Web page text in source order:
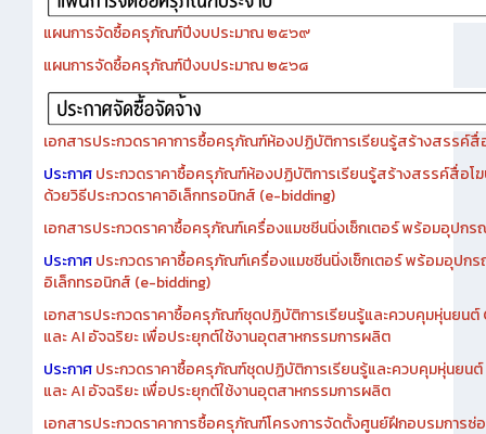
แผนการจัดซื้อครุภัณฑ์ปีงบประมาณ ๒๕๖๙
แผนการจัดซื้อครุภัณฑ์ปีงบประมาณ ๒๕๖๘
เอกสารประกวดราคาการซื้อครุภัณฑ์ห้องปฏิบัติการเรียนรู้สร้างสรรค์
ประกาศ ประกวดราคาซื้อครุภัณฑ์ห้องปฏิบัติการเรียนรู้สร้างสรรค์สื่อโ
ด้วยวิธีประกวดราคาอิเล็กทรอนิกส์ (e-bidding)
เอกสารประกวดราคาซื้อครุภัณฑ์เครื่องแมชชีนนิ่งเซ็กเตอร์ พร้อมอุปก
ประกาศประกวดราคาซื้อครุภัณฑ์เครื่องแมชชีนนิ่งเซ็กเตอร์ พร้อมอุปก
อิเล็กทรอนิกส์ (e-bidding)
เอกสารประกวดราคาซื้อครุภัณฑ์ชุดปฏิบัติการเรียนรู้และควบคุมหุ่นยน
และ AI อัจฉริยะ เพื่อประยุกต์ใช้งานอุตสาหกรรมการผลิต
ประกาศประกวดราคาซื้อครุภัณฑ์ชุดปฏิบัติการเรียนรู้และควบคุมหุ่นยน
และ AI อัจฉริยะ เพื่อประยุกต์ใช้งานอุตสาหกรรมการผลิต